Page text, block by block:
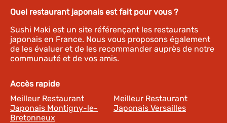
Quel restaurant japonais est fait pour vous ?
Sushi Maki est un site référençant les restaurants
japonais en France. Nous vous proposons également
de les évaluer et de les recommander auprès de notre
communauté et de vos amis.
Accès rapide
Meilleur Restaurant
Japonais Montigny-le-
Bretonneux
Meilleur Restaurant
Japonais Versailles